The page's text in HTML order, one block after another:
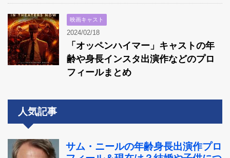
映画キャスト
2024/02/18
「オッペンハイマー」キャストの年
齢や身長インスタ出演作などのプロ
フィールまとめ
人気記事